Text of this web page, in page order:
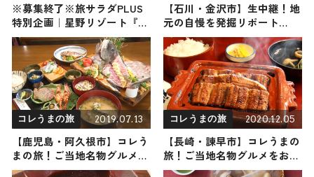
※募集終了※旅サラダPLUS
特別企画｜星野リゾート『界
津軽』ペア宿泊券(夕朝食付)
プレゼント！
【石川・金沢市】生中継！地
元の自慢を発掘リポート
2026年6月13日放送
コレうまの旅 2019.07.13
【鹿児島・阿久根市】コレう
まの旅！ご当地名物グルメを
お届け
コレうまの旅 2020.12.05
【長崎・諫早市】コレうまの
旅！ご当地名物グルメをお届
け